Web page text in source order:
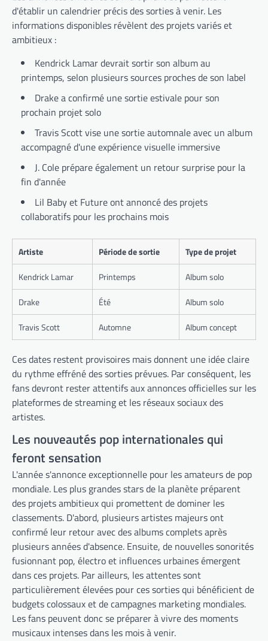
d'établir un calendrier précis des sorties à venir. Les
informations disponibles révèlent des projets variés et
ambitieux :
Kendrick Lamar devrait sortir son album au
printemps, selon plusieurs sources proches de son label
Drake a confirmé une sortie estivale pour son
prochain projet solo
Travis Scott vise une sortie automnale avec un album
accompagné d'une expérience visuelle immersive
J. Cole prépare également un retour surprise pour la
fin d'année
Lil Baby et Future ont annoncé des projets
collaboratifs pour les prochains mois
Artiste Période de sortie
Type de projet
Kendrick Lamar
Printemps
Album solo
Drake
Été
Album solo
Travis Scott
Automne Album concept
Ces dates restent provisoires mais donnent une idée claire
du rythme effréné des sorties prévues. Par conséquent, les
fans devront rester attentifs aux annonces officielles sur les
plateformes de streaming et les réseaux sociaux des
artistes.
Les nouveautés pop internationales qui
feront sensation
L'année s'annonce exceptionnelle pour les amateurs de pop
mondiale. Les plus grandes stars de la planète préparent
des projets ambitieux qui promettent de dominer les
classements. D'abord, plusieurs artistes majeurs ont
confirmé leur retour avec des albums complets après
plusieurs années d'absence. Ensuite, de nouvelles sonorités
fusionnant pop, électro et influences urbaines émergent
dans ces projets. Par ailleurs, les attentes sont
particulièrement élevées pour ces sorties qui bénéficient de
budgets colossaux et de campagnes marketing mondiales.
Les fans peuvent donc se préparer à vivre des moments
musicaux intenses dans les mois à venir.